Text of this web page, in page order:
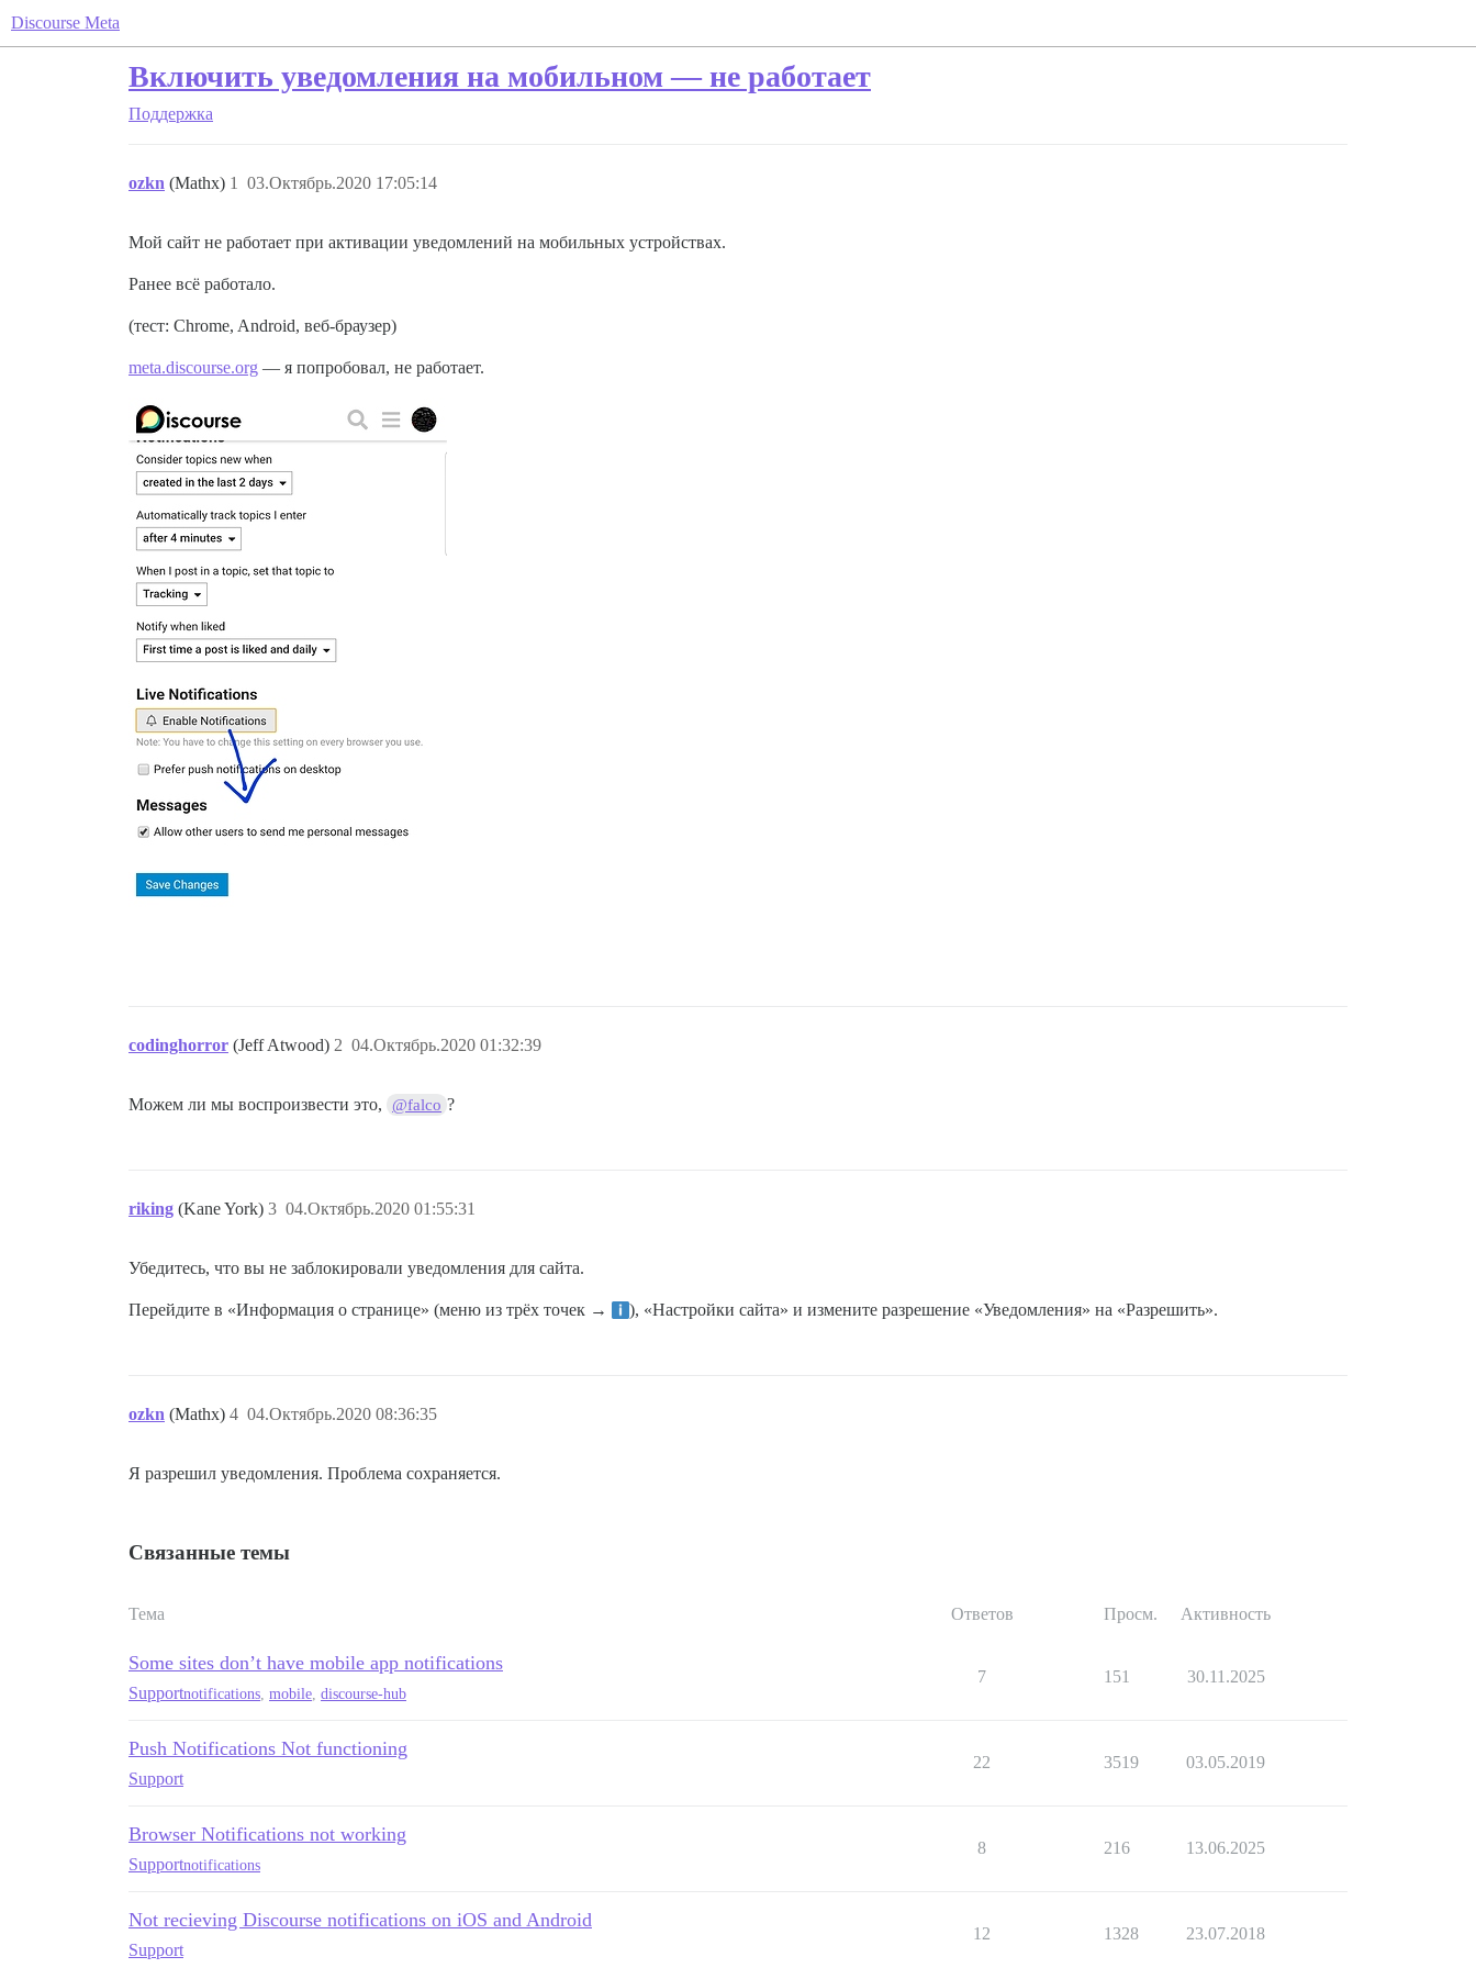
Discourse Meta
Включить уведомления на мобильном — не работает
Поддержка
ozkn (Mathx) 03.Октябрь.2020 17:05:14
1
Мой сайт не работает при активации уведомлений на мобильных устройствах.
Ранее всё работало.
(тест: Chrome, Android, веб-браузер)
meta.discourse.org — я попробовал, не работает.
codinghorror (Jeff Atwood) 04.Октябрь.2020 01:32:39
2
Можем ли мы воспроизвести это, @falco ?
riking (Kane York) 04.Октябрь.2020 01:55:31
3
Убедитесь, что вы не заблокировали уведомления для сайта.
Перейдите в «Информация о странице» (меню из трёх точек → ), «Настройки сайта» и измените разрешение «Уведомления» на «Разрешить».
ozkn (Mathx) 04.Октябрь.2020 08:36:35
4
Я разрешил уведомления. Проблема сохраняется.
Связанные темы
Тема Ответов Просм. Активность
Some sites don’t have mobile app notifications
Supportnotifications mobile discourse-hub
7 151 30.11.2025
Push Notifications Not functioning
Support
22 3519 03.05.2019
Browser Notifications not working
Supportnotifications
8 216 13.06.2025
Not recieving Discourse notifications on iOS and Android
Support
12 1328 23.07.2018